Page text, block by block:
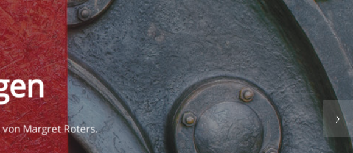
komponiert wie bei Jawlensky, Kandinsky oder Klee. Ein
ein meditatives Blau bestimmen den Grundklang ...